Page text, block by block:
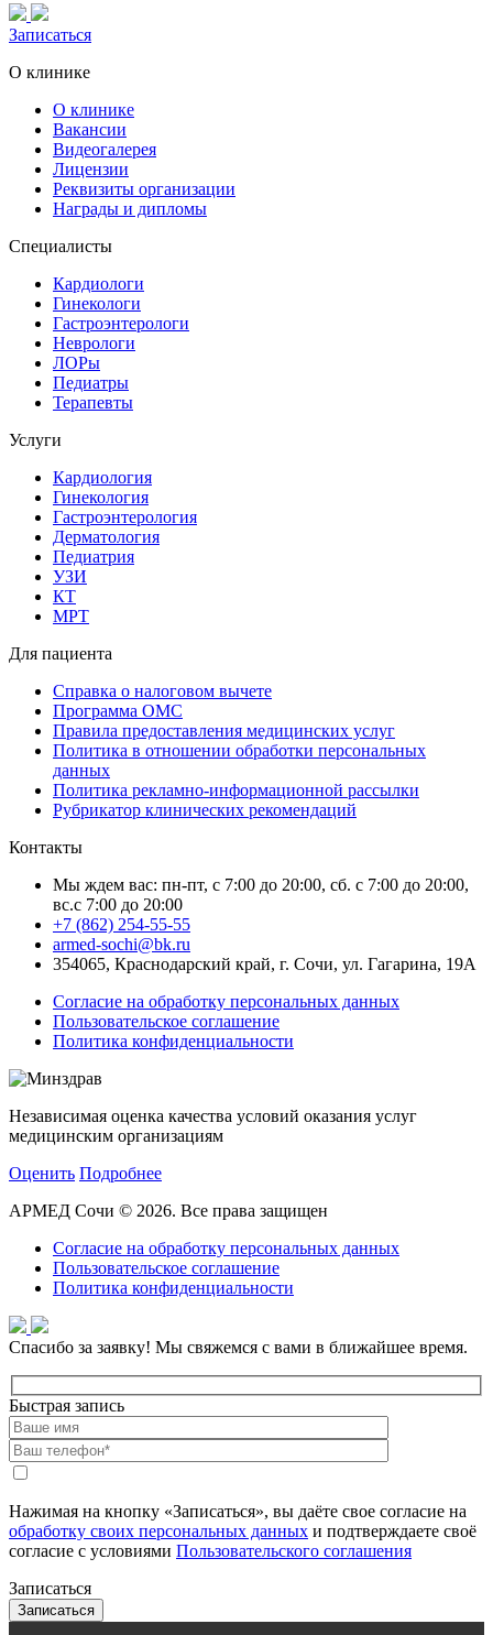
Записаться
О клинике
О клинике
Вакансии
Видеогалерея
Лицензии
Реквизиты организации
Награды и дипломы
Специалисты
Кардиологи
Гинекологи
Гастроэнтерологи
Неврологи
ЛОРы
Педиатры
Терапевты
Услуги
Кардиология
Гинекология
Гастроэнтерология
Дерматология
Педиатрия
УЗИ
КТ
МРТ
Для пациента
Справка о налоговом вычете
Программа ОМС
Правила предоставления медицинских услуг
Политика в отношении обработки персональных
данных
Политика рекламно-информационной рассылки
Рубрикатор клинических рекомендаций
Контакты
Мы ждем вас: пн-пт, с 7:00 до 20:00, сб. с 7:00 до 20:00,
вс.с 7:00 до 20:00
+7 (862) 254-55-55
armed-sochi@bk.ru
354065, Краснодарский край, г. Сочи, ул. Гагарина, 19А
Согласие на обработку персональных данных
Пользовательское соглашение
Политика конфиденциальности
Независимая оценка качества условий оказания услуг
медицинским организациям
Оценить Подробнее
АРМЕД Сочи © 2026. Все права защищен
Согласие на обработку персональных данных
Пользовательское соглашение
Политика конфиденциальности
Спасибо за заявку! Мы свяжемся с вами в ближайшее время.
Быстрая запись
Нажимая на кнопку «Записаться», вы даёте свое согласие на
обработку своих персональных данных и подтверждаете своё
согласие с условиями Пользовательского соглашения
Записаться